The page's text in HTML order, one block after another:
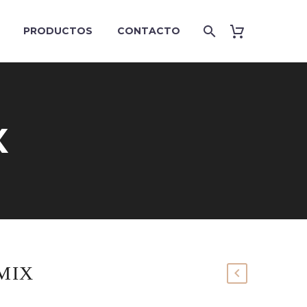
PRODUCTOS CONTACTO